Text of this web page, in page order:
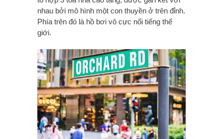
nhau bởi mô hình một con thuyền ở trên đỉnh.
Phía trên đó là hồ bơi vô cực nổi tiếng thế
giới.